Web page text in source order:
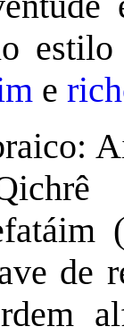
e
de